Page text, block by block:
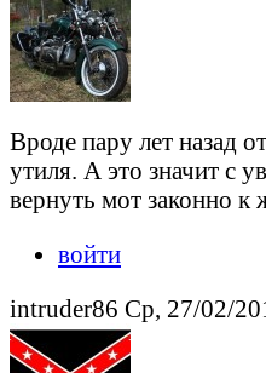
Вроде пару лет назад
утиля. А это значит с
вернуть мот законно к
войти
intruder86 Ср, 27/02/